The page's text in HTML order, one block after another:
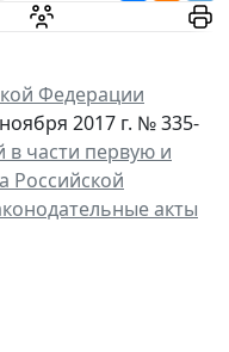
Федерации
2017 г. № 335-
части первую и
Российской
акты